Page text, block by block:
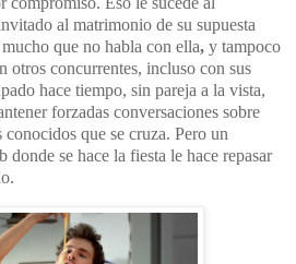
al matrimonio de su supuesta
que no habla con ella, y tampoco
otros concurrentes, incluso con sus
hace tiempo, sin pareja a la vista,
forzadas conversaciones sobre
que se cruza. Pero un
donde se hace la fiesta le hace repasar